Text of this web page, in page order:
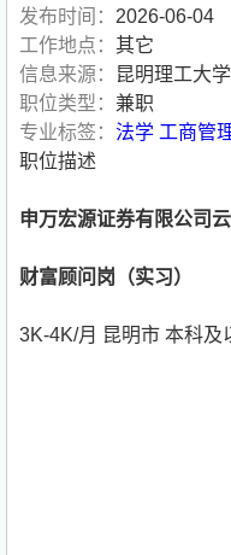
发布时间： 2026-06-04
工作地点： 其它
信息来源：
昆明理工大学
职位类型： 兼职
专业标签： 法学 工商管
职位描述
申万宏源证券有限公司
财富顾问岗（实习）
3K-4K/月 昆明市 本科及